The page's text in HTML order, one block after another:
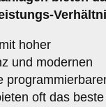
hoher
und modernen
oft das beste